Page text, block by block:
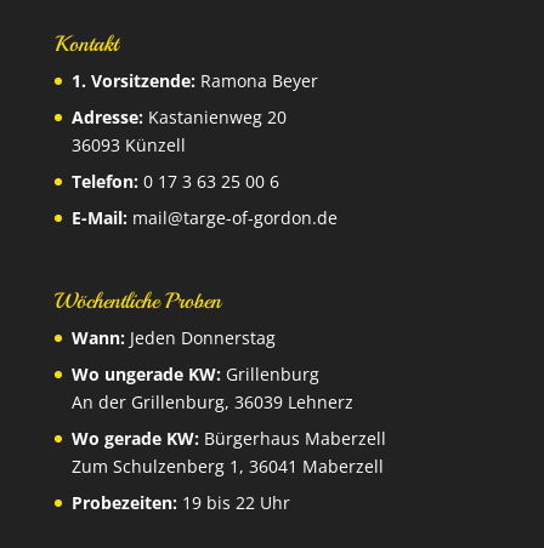
Kontakt
1. Vorsitzende:Ramona Beyer
Adresse:Kastanienweg 20
36093 Künzell
Telefon:0 17 3 63 25 00 6
E-Mail: mail@targe-of-gordon.de
Wöchentliche Proben
Wann:Jeden Donnerstag
Wo ungerade KW:Grillenburg
An der Grillenburg, 36039 Lehnerz
Wo gerade KW:Bürgerhaus Maberzell
Zum Schulzenberg 1, 36041 Maberzell
Probezeiten:19 bis 22 Uhr